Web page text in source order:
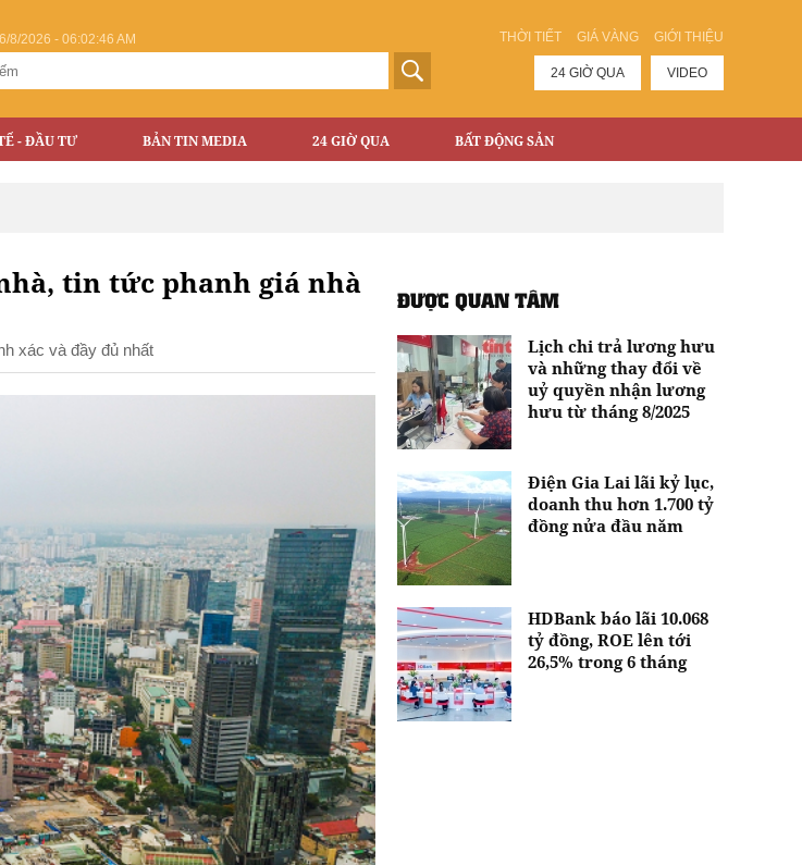
THỜI TIẾT GIÁ VÀNG GIỚI THIỆU
8/2026 - 06:02:47 AM
24 GIỜ QUA VIDEO
- ĐẦU TƯ BẢN TIN MEDIA 24 GIỜ QUA BẤT ĐỘNG SẢN
tin tức phanh giá nhà
xác và đầy đủ nhất
ĐƯỢC QUAN TÂM
Lịch chi trả lương hưu
và những thay đổi về
uỷ quyền nhận lương
hưu từ tháng 8/2025
Điện Gia Lai lãi kỷ lục,
doanh thu hơn 1.700 tỷ
đồng nửa đầu năm
HDBank báo lãi 10.068
tỷ đồng, ROE lên tới
26,5% trong 6 tháng